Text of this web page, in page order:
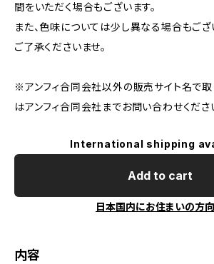
間をいただく場合もございます。
また、色味については少し異なる場合もござ
ご了承くださいませ。
※アンフィ合同会社以外の販売サイト名で
はアンフィ合同会社までお問い合わせくださ
International shipping
Add to cart
日本国内にお住まいの方
内容